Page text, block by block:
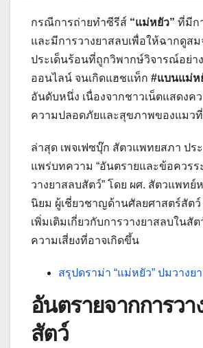
กรณีการถ่ายทำซีรีส์ “แม่หยัว” ที่มีก
และมีการวางยาสลบเพื่อให้ฉากดูสม
ประเด็นร้อนที่ถูกวิพากษ์วิจารณ์อย่า
ออนไลน์ จนเกิดแฮชแท็ก #แบนแม่ห
อันดับหนึ่ง เนื่องจากชาวเน็ตแสดงค
ความปลอดภัยและสุขภาพของแมวที่
ล่าสุด เพจเฟซบุ๊ก สัตวแพทยสภา ประ
แพร่บทความ “อันตรายและข้อควรร
วางยาสลบสัตว์” โดย ผศ. สัตวแพท
นิยม ผู้เชี่ยวชาญด้านศัลยศาสตร์สัต
เพิ่มเติมเกี่ยวกับการวางยาสลบในสั
ความเสี่ยงที่อาจเกิดขึ้น
สรุปดราม่า “แม่หยัว” ปมวางย
อันตรายจากการวา
สัตว์